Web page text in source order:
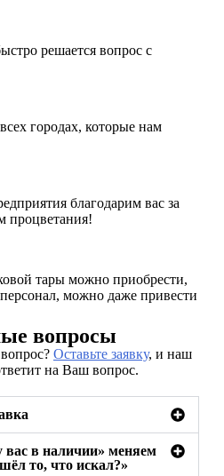
решается вопрос с
городах, которые нам
благодарим вас за
процветания!
тары можно приобрести,
можно даже привести
вопросы
Оставьте заявку, и наш
на Ваш вопрос.
в наличии» меняем
то, что искал?»